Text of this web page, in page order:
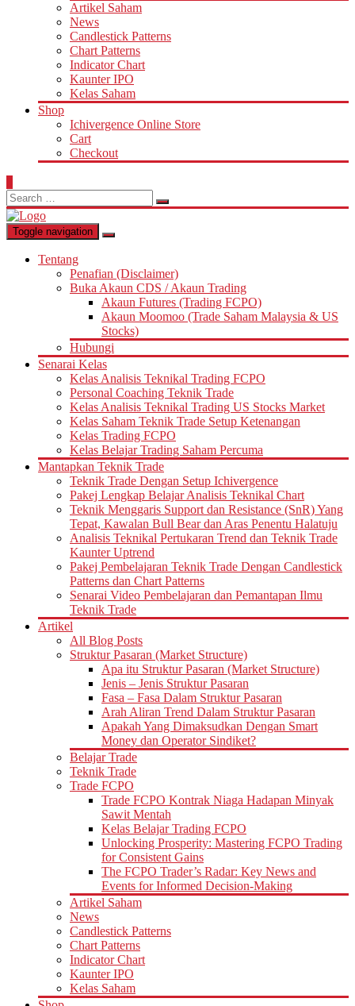
Artikel Saham
News
Candlestick Patterns
Chart Patterns
Indicator Chart
Kaunter IPO
Kelas Saham
Shop
Ichivergence Online Store
Cart
Checkout
Search
for:
Toggle navigation
Tentang
Penafian (Disclaimer)
Buka Akaun CDS / Akaun Trading
Akaun Futures (Trading FCPO)
Akaun Moomoo (Trade Saham Malaysia & US
Stocks)
Hubungi
Senarai Kelas
Kelas Analisis Teknikal Trading FCPO
Personal Coaching Teknik Trade
Kelas Analisis Teknikal Trading US Stocks Market
Kelas Saham Teknik Trade Setup Ketenangan
Kelas Trading FCPO
Kelas Belajar Trading Saham Percuma
Mantapkan Teknik Trade
Teknik Trade Dengan Setup Ichivergence
Pakej Lengkap Belajar Analisis Teknikal Chart
Teknik Menggaris Support dan Resistance (SnR) Yang
Tepat, Kawalan Bull Bear dan Aras Penentu Halatuju
Analisis Teknikal Pertukaran Trend dan Teknik Trade
Kaunter Uptrend
Pakej Pembelajaran Teknik Trade Dengan Candlestick
Patterns dan Chart Patterns
Senarai Video Pembelajaran dan Pemantapan Ilmu
Teknik Trade
Artikel
All Blog Posts
Struktur Pasaran (Market Structure)
Apa itu Struktur Pasaran (Market Structure)
Jenis – Jenis Struktur Pasaran
Fasa – Fasa Dalam Struktur Pasaran
Arah Aliran Trend Dalam Struktur Pasaran
Apakah Yang Dimaksudkan Dengan Smart
Money dan Operator Sindiket?
Belajar Trade
Teknik Trade
Trade FCPO
Trade FCPO Kontrak Niaga Hadapan Minyak
Sawit Mentah
Kelas Belajar Trading FCPO
Unlocking Prosperity: Mastering FCPO Trading
for Consistent Gains
The FCPO Trader’s Radar: Key News and
Events for Informed Decision-Making
Artikel Saham
News
Candlestick Patterns
Chart Patterns
Indicator Chart
Kaunter IPO
Kelas Saham